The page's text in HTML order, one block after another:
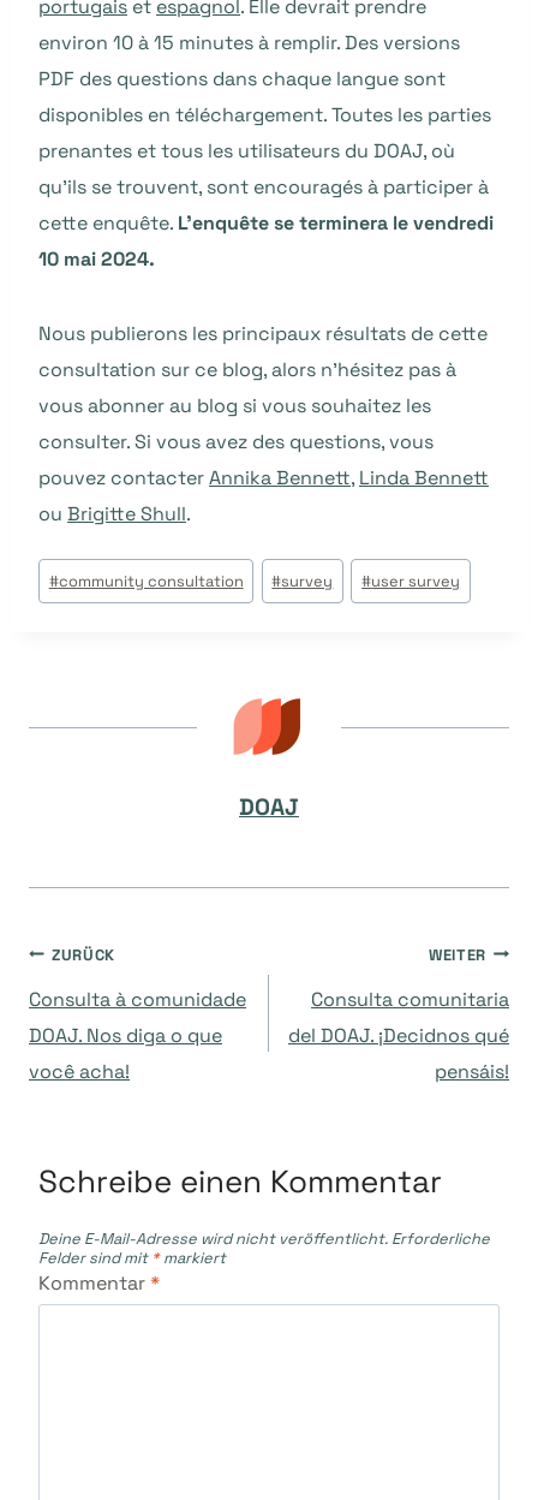
portugais et espagnol . Elle devrait prendre
environ 10 à 15 minutes à remplir. Des versions
PDF des questions dans chaque langue sont
disponibles en téléchargement. Toutes les parties
prenantes et tous les utilisateurs du DOAJ, où
qu’ils se trouvent, sont encouragés à participer à
cette enquête. L’enquête se terminera le vendredi
10 mai 2024.
Nous publierons les principaux résultats de cette
consultation sur ce blog, alors n’hésitez pas à
vous abonner au blog si vous souhaitez les
consulter. Si vous avez des questions, vous
pouvez contacterAnnika Bennett, Linda Bennett
ou Brigitte Shull.
Beitrags
Tags:
#community consultation #survey #user survey
DOAJ
Beitragsnavigation
ZURÜCK
Consulta à comunidade
DOAJ. Nos diga o que
você acha!
WEITER
Consulta comunitaria
del DOAJ. ¡Decidnos qué
pensáis!
Schreibe einen Kommentar
Deine E-Mail-Adresse wird nicht veröffentlicht. Erforderliche
Felder sind mit *markiert
Kommentar*